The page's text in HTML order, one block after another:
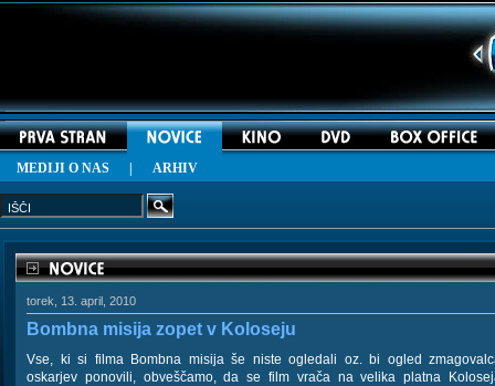
MEDIJI O NAS ARHIV
torek, 13. april, 2010
Bombna misija zopet v Koloseju
Vse, ki si filma Bombna misija še niste ogledali oz. bi ogled
oskarjev ponovili, obveščamo, da se film vrača na velika platna